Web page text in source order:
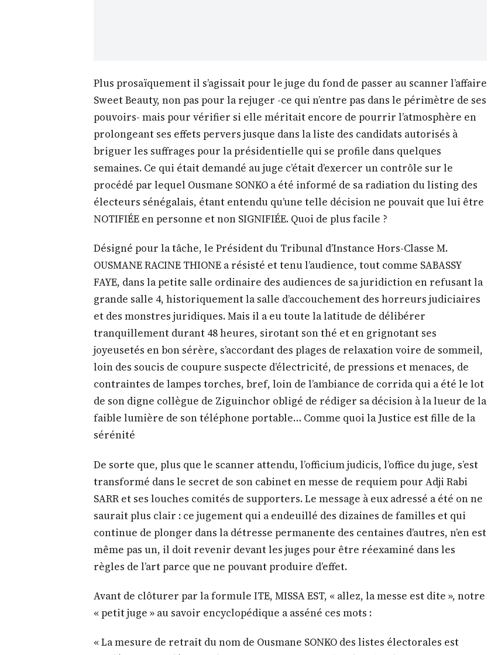
Plus prosaïquement il s’agissait pour le juge du fond de passer au scanner l’affaire
Sweet Beauty, non pas pour la rejuger -ce qui n’entre pas dans le périmètre de ses
pouvoirs- mais pour vérifier si elle méritait encore de pourrir l’atmosphère en
prolongeant ses effets pervers jusque dans la liste des candidats autorisés à
briguer les suffrages pour la présidentielle qui se profile dans quelques
semaines. Ce qui était demandé au juge c’était d’exercer un contrôle sur le
procédé par lequel Ousmane SONKO a été informé de sa radiation du listing des
électeurs sénégalais, étant entendu qu’une telle décision ne pouvait que lui être
NOTIFIÉE en personne et non SIGNIFIÉE. Quoi de plus facile ?
Désigné pour la tâche, le Président du Tribunal d’Instance Hors-Classe M.
OUSMANE RACINE THIONE a résisté et tenu l’audience, tout comme SABASSY
FAYE, dans la petite salle ordinaire des audiences de sa juridiction en refusant la
grande salle 4, historiquement la salle d’accouchement des horreurs judiciaires
et des monstres juridiques. Mais il a eu toute la latitude de délibérer
tranquillement durant 48 heures, sirotant son thé et en grignotant ses
joyeusetés en bon sérère, s’accordant des plages de relaxation voire de sommeil,
loin des soucis de coupure suspecte d’électricité, de pressions et menaces, de
contraintes de lampes torches, bref, loin de l’ambiance de corrida qui a été le lot
de son digne collègue de Ziguinchor obligé de rédiger sa décision à la lueur de la
faible lumière de son téléphone portable… Comme quoi la Justice est fille de la
sérénité
De sorte que, plus que le scanner attendu, l’officium judicis, l’office du juge, s’est
transformé dans le secret de son cabinet en messe de requiem pour Adji Rabi
SARR et ses louches comités de supporters. Le message à eux adressé a été on ne
saurait plus clair : ce jugement qui a endeuillé des dizaines de familles et qui
continue de plonger dans la détresse permanente des centaines d’autres, n’en est
même pas un, il doit revenir devant les juges pour être réexaminé dans les
règles de l’art parce que ne pouvant produire d’effet.
Avant de clôturer par la formule ITE, MISSA EST, « allez, la messe est dite », notre
« petit juge » au savoir encyclopédique a asséné ces mots :
« La mesure de retrait du nom de Ousmane SONKO des listes électorales est